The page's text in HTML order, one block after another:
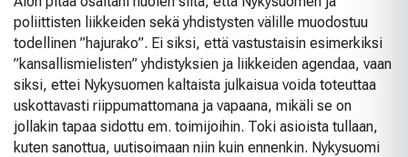
poliittisten liikkeiden sekä yhdistysten välille muodostuu
todellinen ”hajurako”. Ei siksi, että vastustaisin esimerkiksi
”kansallismielisten” yhdistyksien ja liikkeiden agendaa, vaan
siksi, ettei Nykysuomen kaltaista julkaisua voida toteuttaa
uskottavasti riippumattomana ja vapaana, mikäli se on
jollakin tapaa sidottu em. toimijoihin. Toki asioista tullaan,
kuten sanottua, uutisoimaan niin kuin ennenkin. Nykysuomi